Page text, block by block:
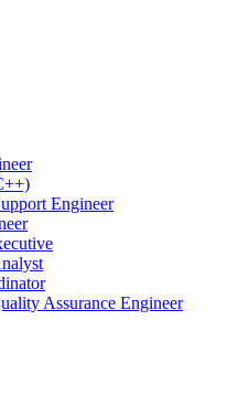
Engineer
Assurance Engineer